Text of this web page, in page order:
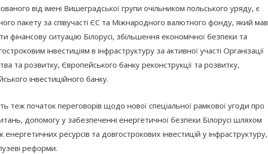
від імені Вишеградської групи очільником польського уряду, є
пакету за співучасті ЄС та Міжнародного валютного фонду, який мав
фінансову ситуацію Білорусі, збільшення економічної безпеки та
інвестиціям в інфраструктуру за активної участі Організації
та розвитку, Європейського банку реконструкції та розвитку,
інвестиційного банку.
теж початок переговорів щодо нової спеціальної рамкової угоди про
допомогу у забезпеченні енергетичної безпеки Білорусі шляхом
енергетичних ресурсів та довгострокових інвестицій у інфраструктуру,
реформи.